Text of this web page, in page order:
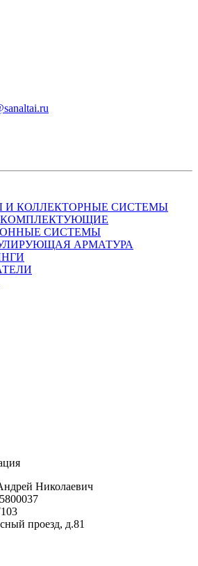
И КОЛЛЕКТОРНЫЕ СИСТЕМЫ
КОМПЛЕКТУЮЩИЕ
СИСТЕМЫ
АРМАТУРА
Николаевич
проезд, д.81